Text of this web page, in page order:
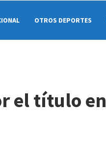
OTROS DEPORTES
el título en